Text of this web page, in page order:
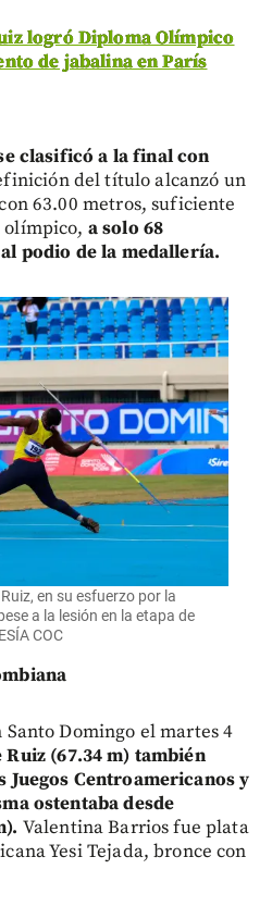
logró Diploma Olímpico
de jabalina en París
clasificó a la final con
del título alcanzó un
63.00 metros, suficiente
a solo 68
podio de la medallería.
en su esfuerzo por la
a la lesión en la etapa de
COC
Domingo el martes 4
Ruiz (67.34 m) también
Centroamericanos y
ostentaba desde
Valentina Barrios fue plata
Yesi Tejada, bronce con